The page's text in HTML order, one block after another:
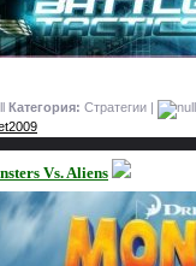
Категория: Стратегии |
Vs. Aliens